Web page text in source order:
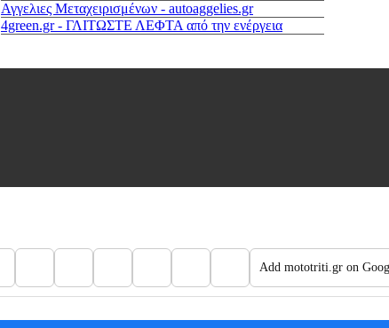
Αγγελιες Μεταχειρισμένων - autoaggelies.gr
4green.gr - ΓΛΙΤΩΣΤΕ ΛΕΦΤΑ από την ενέργεια
Add mototriti.gr on